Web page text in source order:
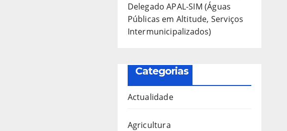
Delegado APAL-SIM (Águas
Públicas em Altitude, Serviços
Intermunicipalizados)
Categorias
Actualidade
Agricultura